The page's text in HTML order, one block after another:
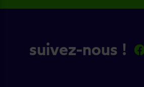
suivez-nous !